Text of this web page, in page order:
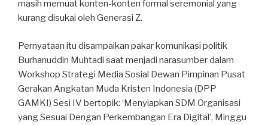
masih memuat konten-konten formal seremonial yang
kurang disukai oleh Generasi Z.
Pernyataan itu disampaikan pakar komunikasi politik
Burhanuddin Muhtadi saat menjadi narasumber dalam
Workshop Strategi Media Sosial Dewan Pimpinan Pusat
Gerakan Angkatan Muda Kristen Indonesia (DPP
GAMKI) Sesi IV bertopik: ‘Menyiapkan SDM Organisasi
yang Sesuai Dengan Perkembangan Era Digital’, Minggu